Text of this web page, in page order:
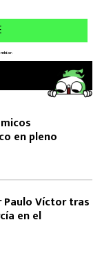
en pleno
Paulo Víctor tras
en el